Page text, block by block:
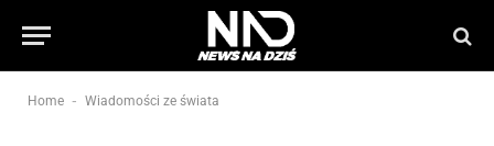
Home - Wiadomości ze świata